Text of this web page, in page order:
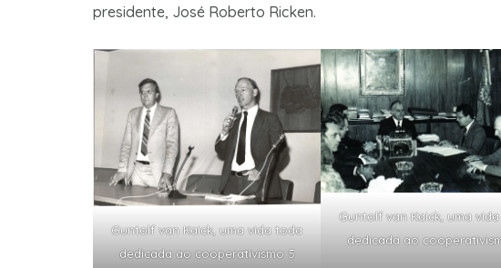
presidente, José Roberto Ricken.
Guntolf van Kaick, uma vida toda
dedicada ao cooperativismo 5
Guntolf van Kaick, uma
dedicada ao